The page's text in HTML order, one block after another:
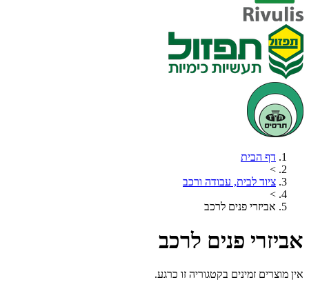
דף הבית
>
ציוד לבית, עבודה ורכב
>
אביזרי פנים לרכב
אביזרי פנים לרכב
אין מוצרים זמינים בקטגוריה זו כרגע.